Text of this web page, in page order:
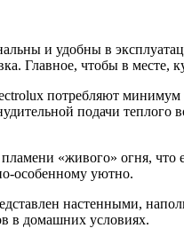
и удобны в
Главное, чтобы в месте,
потребляют
подачи
«живого» огня, что
особенному уютно.
настенными,
в домашних условиях.